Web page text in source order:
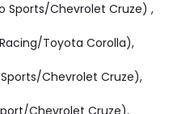
Sports/Chevrolet Cruze) ,
Toyota Corolla),
Chevrolet Cruze),
Chevrolet Cruze),